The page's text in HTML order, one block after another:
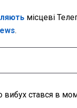
місцеві
.
вибух стався в